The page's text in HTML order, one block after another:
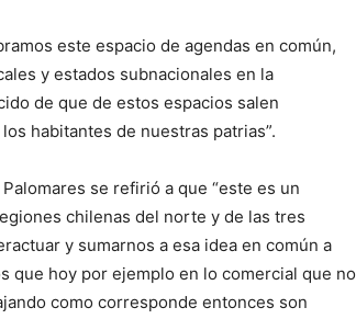
este espacio de agendas en común,
y estados subnacionales en la
de que de estos espacios salen
habitantes de nuestras patrias”.
se refirió a que “este es un
chilenas del norte y de las tres
y sumarnos a esa idea en común a
que hoy por ejemplo en lo comercial que no
como corresponde entonces son